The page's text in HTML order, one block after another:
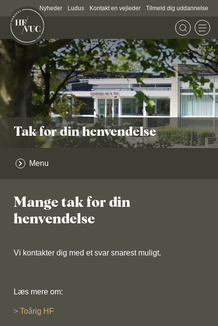
Nyheder Ludus Kontakt en vejleder Tilmeld dig uddannelse
Tak for din henvendelse
Menu
Mange tak for din
henvendelse
Vi kontakter dig med et svar snarest muligt.
Læs mere om:
> Toårig HF